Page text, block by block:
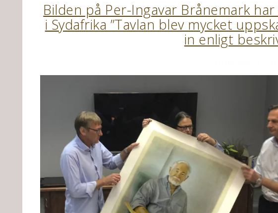
Bilden på Per-Ingavar Brånemark
i Sydafrika ”Tavlan blev mycket
in enligt